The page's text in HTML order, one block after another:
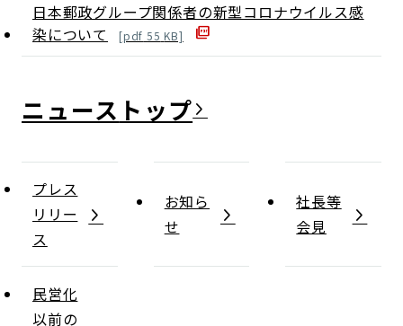
日本郵政グループ関係者の新型コロナウイルス感
染について
[pdf 55 KB]
ニュース
プレス
リリー
ス
お知ら
せ
社長等
会見
民営化
以前の